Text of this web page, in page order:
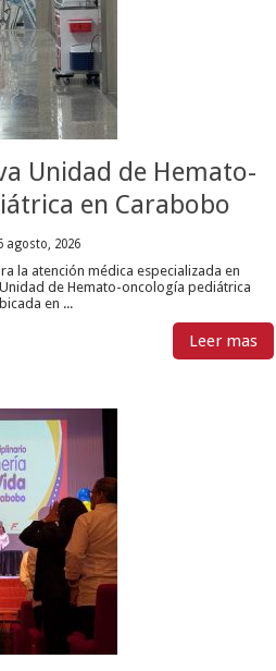
Unidad de Hemato-
en Carabobo
agosto, 2026
la atención médica especializada en
de Hemato-oncología pediátrica
en ...
Leer mas